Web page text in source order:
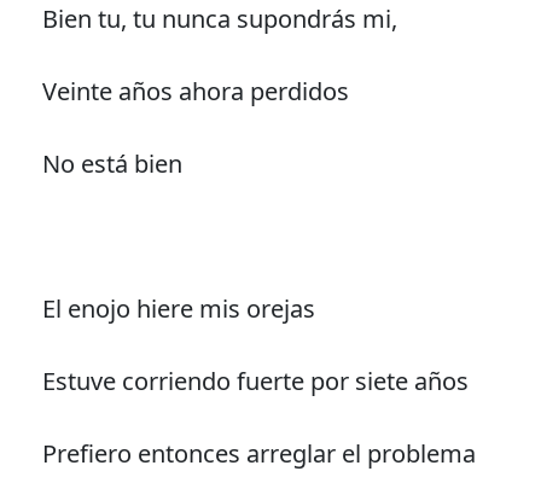
Bien tu, tu nunca supondrás mi,
Veinte años ahora perdidos
No está bien
El enojo hiere mis orejas
Estuve corriendo fuerte por siete años
Prefiero entonces arreglar el problema